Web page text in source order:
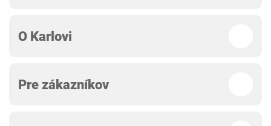
O Karlovi
Pre zákazníkov